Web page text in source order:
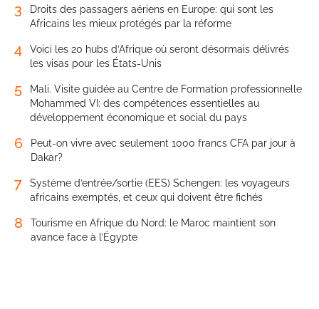
3
Droits des passagers aériens en Europe: qui sont les
Africains les mieux protégés par la réforme
4
Voici les 20 hubs d’Afrique où seront désormais délivrés
les visas pour les États-Unis
5
Mali. Visite guidée au Centre de Formation professionnelle
Mohammed VI: des compétences essentielles au
développement économique et social du pays
6
Peut-on vivre avec seulement 1000 francs CFA par jour à
Dakar?
7
Système d’entrée/sortie (EES) Schengen: les voyageurs
africains exemptés, et ceux qui doivent être fichés
8
Tourisme en Afrique du Nord: le Maroc maintient son
avance face à l’Égypte